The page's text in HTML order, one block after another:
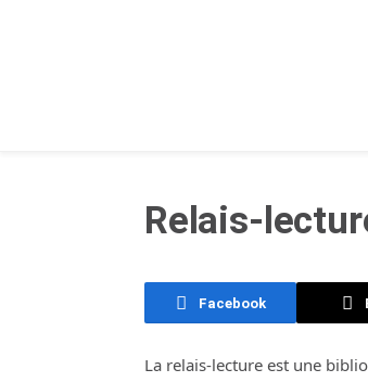
Relais-
Facebook
La relais-lecture est une